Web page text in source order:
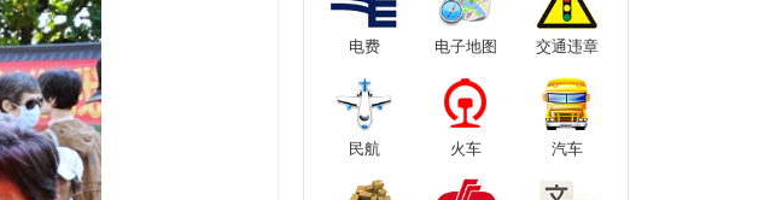
电费 电子地图 交通违章
民航 火车 汽车